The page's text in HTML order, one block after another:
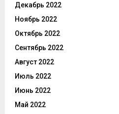
Декабрь 2022
Ноябрь 2022
Октябрь 2022
Сентябрь 2022
Август 2022
Июль 2022
Июнь 2022
Май 2022